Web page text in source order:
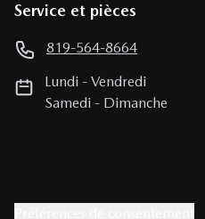
Service et pièces
819-564-8664
Lundi -Vendredi
Samedi - Dimanche